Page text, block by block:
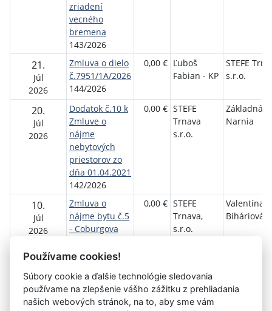
zriadení
vecného
bremena
143/2026
21.
Júl
2026
Zmluva o dielo
č.7951/1A/2026
144/2026
0,00 € Ľuboš
Fabian - KP
STEFE
s.r.o.
20.
Júl
2026
Dodatok č.10 k
Zmluve o
nájme
nebytových
priestorov zo
dňa 01.04.2021
142/2026
0,00 € STEFE
Trnava
s.r.o.
Základná
Narnia
10.
Júl
2026
Zmluva o
nájme bytu č.5
- Coburgova
140/2026
0,00 € STEFE
Trnava,
s.r.o.
Valentína
Biháriová
1Aktuálna
2 3 4 5 6 7 8 9 10
Používame cookies!
Súbory cookie a ďalšie technológie sledovania
používame na zlepšenie vášho zážitku z prehliadania
našich webových stránok, na to, aby sme vám